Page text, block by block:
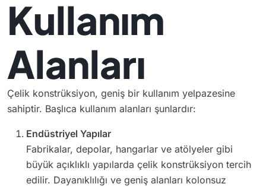
Kullanım
Alanları
Çelik konstrüksiyon, geniş bir kullanım yelpazesine
sahiptir. Başlıca kullanım alanları şunlardır:
Endüstriyel Yapılar
Fabrikalar, depolar, hangarlar ve atölyeler gibi
büyük açıklıklı yapılarda çelik konstrüksiyon tercih
edilir. Dayanıklılığı ve geniş alanları kolonsuz